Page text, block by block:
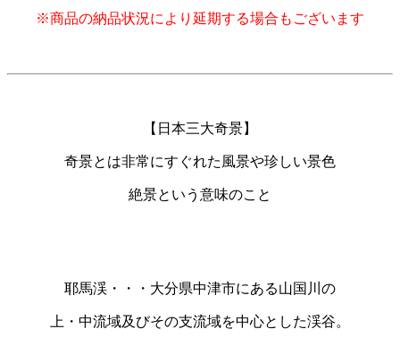
※商品の納品状況により延期する場合もございます
【日本三大奇景】
奇景とは非常にすぐれた風景や珍しい景色
絶景という意味のこと
耶馬渓・・・ 大分県中津市にある山国川の
上・中流域及びその支流域を中心とした渓谷。